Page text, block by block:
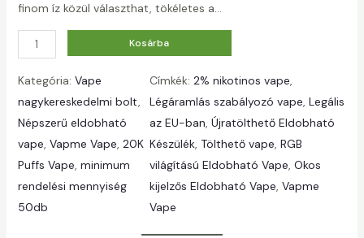
finom íz közül választhat, tökéletes a…
e
n
n
y
i
s
é
g
Kosárba
Kategória: Vape
nagykereskedelmi bolt
Népszerű eldobható
vape, Vapme Vape, 20K
Puffs Vape, minimum
rendelési mennyiség
50db
Címkék: 2% nikotinos vape
Légáramlás szabályozó vape, Legális
az EU-ban, Újratölthető Eldobható
Készülék, Tölthető vape, RGB
világítású Eldobható Vape, Okos
kijelzős Eldobható Vape, Vapme
Vape